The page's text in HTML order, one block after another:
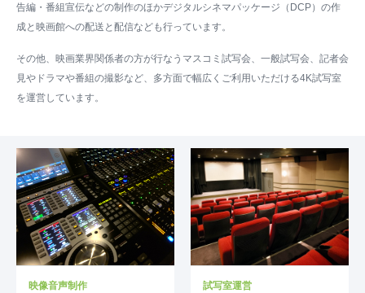
告編・番組宣伝などの制作のほかデジタルシネマパッケージ（DCP）の作
成と映画館への配送と配信なども行っています。
その他、映画業界関係者の方が行なうマスコミ試写会、一般試写会、記者会
見やドラマや番組の撮影など、多方面で幅広くご利用いただける4K試写室
を運営しています。
映像音声制作 試写室運営